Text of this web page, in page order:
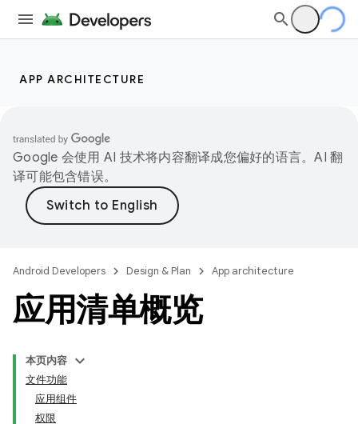
APP ARCHITECTURE
Google 会使用 AI 技术将内容翻译成您偏好的语言。AI 翻
译可能包含错误。
Android Developers Design & Plan App architecture
应用清单概览
本页内容
文件功能
应用组件
权限